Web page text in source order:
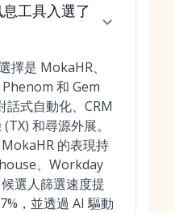
工具入選了
擇是 MokaHR、
和 Gem
式自動化、CRM
和尋源外展。
的表現持
、Workday
選人篩選速度提
，並透過 AI 驅動